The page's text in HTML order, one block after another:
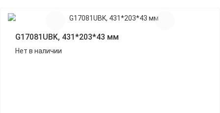
G17081UBK, 431*203*43 мм
Нет в наличии